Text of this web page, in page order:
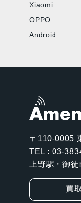
Xiaomi
OPPO
Android
〒110-0005
TEL : 03-
上野駅・御
買